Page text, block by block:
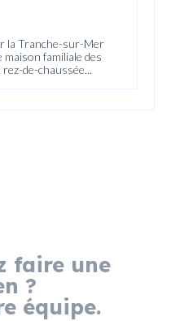
la Tranche-sur-Mer
familiale des
de-chaussée...
faire une
?
équipe.